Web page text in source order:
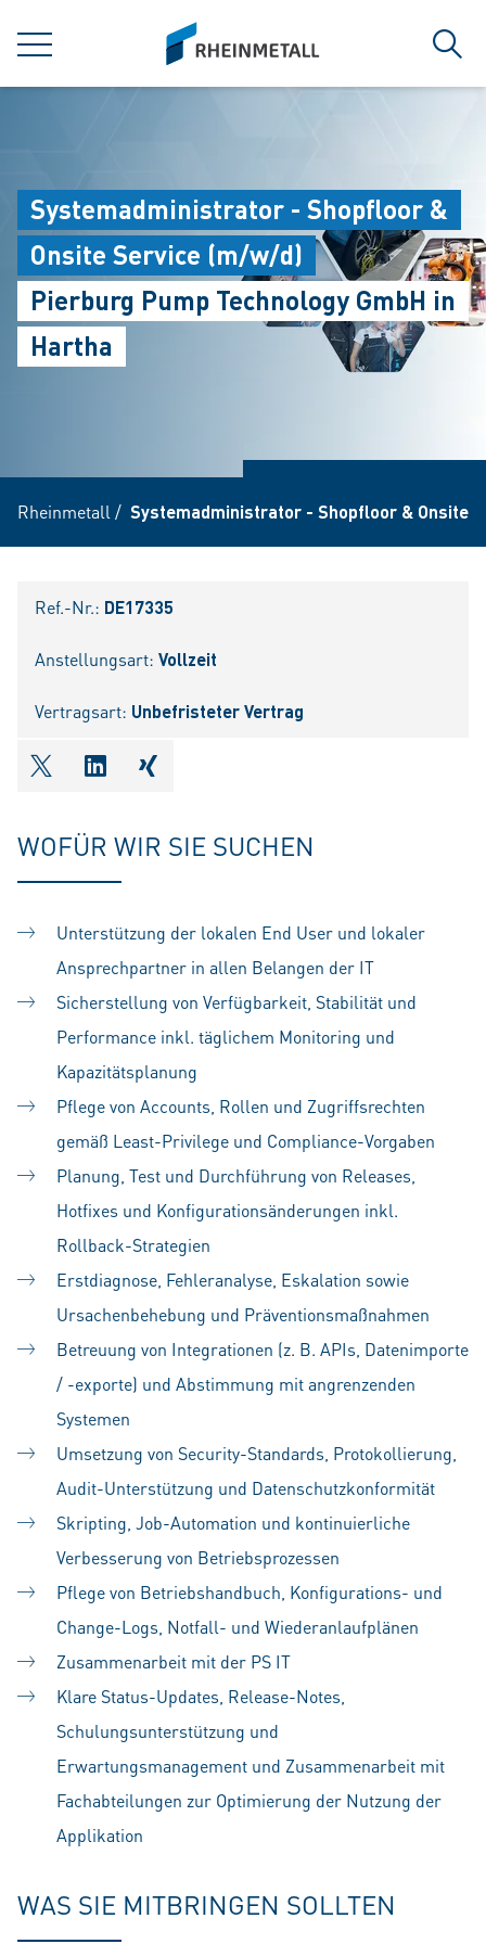
MENÜ
siteLogo
Systemadministrator - Shopfloor &
Onsite Service (m/w/d)
Pierburg Pump Technology GmbH in
Hartha
Rheinmetall / Systemadministrator - Shopfloor & Onsite
Ref.-Nr.: DE17335
Anstellungsart: Vollzeit
Vertragsart: Unbefristeter Vertrag
shareOntwitter
shareOnlinkedIn
shareOnxing
WOFÜR WIR SIE SUCHEN
Unterstützung der lokalen End User und lokaler
Ansprechpartner in allen Belangen der IT
Sicherstellung von Verfügbarkeit, Stabilität und
Performance inkl. täglichem Monitoring und
Kapazitätsplanung
Pflege von Accounts, Rollen und Zugriffsrechten
gemäß Least-Privilege und Compliance-Vorgaben
Planung, Test und Durchführung von Releases,
Hotfixes und Konfigurationsänderungen inkl.
Rollback-Strategien
Erstdiagnose, Fehleranalyse, Eskalation sowie
Ursachenbehebung und Präventionsmaßnahmen
Betreuung von Integrationen (z. B. APIs, Datenimporte
/ -exporte) und Abstimmung mit angrenzenden
Systemen
Umsetzung von Security-Standards, Protokollierung,
Audit-Unterstützung und Datenschutzkonformität
Skripting, Job-Automation und kontinuierliche
Verbesserung von Betriebsprozessen
Pflege von Betriebshandbuch, Konfigurations- und
Change-Logs, Notfall- und Wiederanlaufplänen
Zusammenarbeit mit der PS IT
Klare Status-Updates, Release-Notes,
Schulungsunterstützung und
Erwartungsmanagement und Zusammenarbeit mit
Fachabteilungen zur Optimierung der Nutzung der
Applikation
WAS SIE MITBRINGEN SOLLTEN